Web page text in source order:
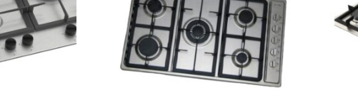
wishlist
wishlist